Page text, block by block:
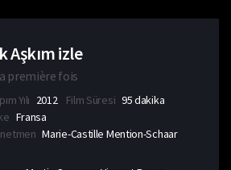
Aşkım izle
première fois
Yılı 2012 Film Süresi 95 dakika
Fransa
Marie-Castille Mention-Schaar